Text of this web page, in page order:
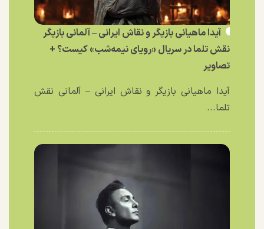
آیدا ماهیانی بازیگر و نقاش ایرانی – آلمانی بازیگر
نقش تلما در سریال «رویای نیمه‌شب» کیست؟ +
تصاویر
آیدا ماهیانی بازیگر و نقاش ایرانی – آلمانی نقش
تلما...